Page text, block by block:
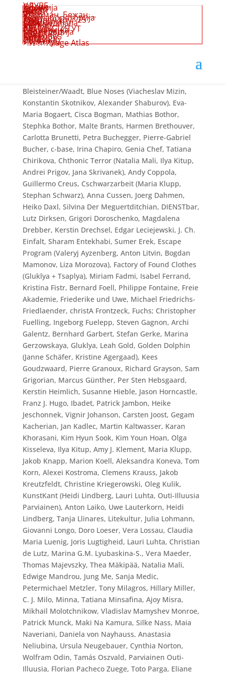
УЛУВБ
Облик
Јефимија
Денес
ВДИСТ
Мугри
КИКС
Јуни
77
Коџоман, Бежан,…
УСТА
1ам
Туш лабораторија
Зеро
Ликовен круг 25
Круг
Елементи
Архимедијала
ОПА
Мелник
АНП
КАПКА
АУ
Арт ИНСТИТУТ
Свирачиња
Ефемерки
Кооперација
Моми
SЕЕ
Кула
Сибелиус
Патем365
NaN
АКСЦ
СЦ Дуња
Пресек
Колегиум
Assemblage Atlas
индекс
Gacitua Anabalon, Lothar Andree, Tatiana Antoshina,
Art Ohm, (Danny Schwohl, Daniel Ziglowski), Inna
Artemova, Zbynek Baladran,
Barré, Diani Barreto, Oliver Bedorf, Karin Bergdolt,
Bettencourt, Klaus Beyer, Sabine Beyerle, Gaby Bila-
Bleisteiner/Waadt, Blue Noses (Viacheslav Mizin,
Konstantin Skotnikov, Alexander Shaburov), Eva-
Maria Bogaert, Cisca Bogman, Mathias Bothor,
Stephka Bothor, Malte Brants, Harmen Brethouver,
Carlotta Brunetti, Petra Buchegger, Pierre-Gabriel
Bucher, c-base, Irina Chapiro, Genia Chef, Tatiana
Chirikova, Chthonic Terror (Natalia Mali, Ilya Kitup,
Andrei Prigov, Jana Skrivanek), Andy Coppola,
Guillermo Creus, Cschwarzarbeit (Maria Klupp,
Stephan Schwarz), Anna Cussen, Joerg Dahmen,
Heiko Daxl, Silvina Der Meguertditchian, DIENSTbar,
Lutz Dirksen, Grigori Doroschenko, Magdalena
Drebber, Kerstin Drechsel, Edgar Leciejewski, J. Ch.
Einfalt, Sharam Entekhabi, Sumer Erek, Escape
Program (Valeryj Ayzenberg, Anton Litvin, Bogdan
Mamonov, Liza Morozova), Factory of Found Clothes
(Gluklya + Tsaplya), Miriam Fadmi, Isabel Ferrand,
Kristina Fistr, Bernard Foell, Philippe Fontaine, Freie
Akademie, Friederike und Uwe, Michael Friedrichs-
Friedlaender, christA Frontzeck, Fuchs; Christopher
Fuelling, Ingeborg Fuelepp, Steven Gagnon, Archi
Galentz, Bernhard Garbert, Stefan Gerke, Marina
Gerzowskaya, Gluklya, Leah Gold, Golden Dolphin
(Janne Schäfer, Kristine Agergaad), Kees
Goudzwaard, Pierre Granoux, Richard Grayson, Sam
Grigorian, Marcus Günther, Per Sten Hebsgaard,
Kerstin Heimlich, Susanne Hieble, Jason Horncastle,
Franz J. Hugo, Ibadet, Patrick Jambon, Heike
Jeschonnek, Vignir Johanson, Carsten Joost, Gegam
Kacherian, Jan Kadlec, Martin Kaltwasser, Karan
Khorasani, Kim Hyun Sook, Kim Youn Hoan, Olga
Kisseleva, Ilya Kitup, Amy J. Klement, Maria Klupp,
Jakob Knapp, Marion Koell, Aleksandra Koneva, Tom
Korn, Alexei Kostroma, Clemens Krauss, Jakob
Kreutzfeldt, Christine Kriegerowski, Oleg Kulik,
KunstKant (Heidi Lindberg, Lauri Luhta, Outi-Illuusia
Parviainen), Anton Laiko, Uwe Lauterkorn, Heidi
Lindberg, Tanja Llinares, Litekultur, Julia Lohmann,
Giovanni Longo, Doro Loeser, Vera Lossau, Claudia
Maria Luenig, Joris Lugtigheid, Lauri Luhta, Christian
de Lutz, Marina G.M. Lyubaskina-S., Vera Maeder,
Thomas Majevszky, Thea Mäkipää, Natalia Mali,
Edwige Mandrou, Jung Me, Sanja Medic,
Petermichael Metzler, Tony Milagros, Hillary Miller,
C. J. Milo, Minna, Tatiana Minsafina, Ajoy Misra,
Mikhail Molotchnikow, Vladislav Mamyshev Monroe,
Patrick Munck, Maki Na Kamura, Silke Nass, Maia
Naveriani, Daniela von Nayhauss, Anastasia
Neliubina, Ursula Neugebauer, Cynthia Norton,
Wolfram Odin, Tamás Oszvald, Parviainen Outi-
Illuusia, Florian Pacheco Zuege, Toto Parga, Eliane